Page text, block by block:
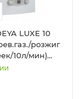
LUXE 10
розжиг
10л/мин)
-4510М)